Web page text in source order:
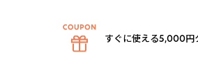
すぐに使える5,000円